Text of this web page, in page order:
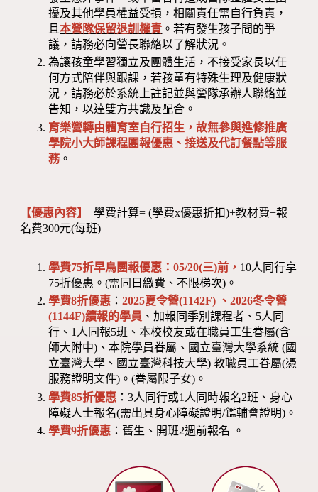
擾及其他學員權益受損，相關責任需自行負責，
且本營隊保留退訓權責 。若有發生孩子間的爭
議，請務必向營長聯絡以了解狀況。
為讓孩童學習獨立及團體生活，不接受家長以任
何方式陪伴與跟課，若孩童有特殊生理及健康狀
況，請務必於系統上註記並與營隊承辦人聯絡並
告知，以達雙方共識及配合。
育樂營轉由體育室自行招生，故無參與進修推廣
學院小大師課程團報優惠、接送及代訂餐點等服
務。
【優惠內容】
學費計算= (學費x優惠折扣)+教材費+報
名費300元(每班)
學費75折早鳥團報優惠：05/20(三)前， 10人同行享
75折優惠。(需同日繳費、不限梯次)。
學費8折優惠 ：2025夏令營(1142F) 、2026冬令營
(1144F)續報的學員 、加報同季別課程者、5人同
行、1人同報5班、本校校友或在職員工生眷屬(含
師大附中)、本院學員眷屬、國立臺灣大學系統 (國
立臺灣大學、國立臺灣科技大學) 教職員工眷屬(憑
服務證明文件)。(眷屬限子女)。
學費85折優惠 ：3人同行或1人同時報名2班、身心
障礙人士報名(需出具身心障礙證明/鑑輔會證明)。
學費9折優惠 ：舊生、開班2週前報名 。